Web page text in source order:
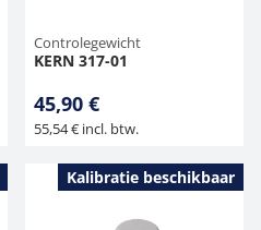
Controlegewicht
KERN 317-01
45,90 €
55,54 € incl. btw.
Kalibratie beschikbaar